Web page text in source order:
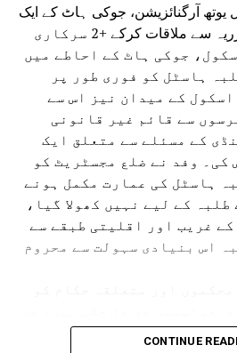
یوتھ آرگنائزیشن، جوکی ہاٹ کے ایک
وفد نے ضلع مجسٹریٹ، ارریہ سے ملاقات کرکے +2 سرکاری
جوکی ہاٹ کے احاطے میں
ہاسٹل کو فوری طور پر
کے میدان نیز اس سے
سے قائم غیر قانونی
کے مسئلے سے متعلق ایک
کی۔ وفد نے ضلع مجسٹریٹ کو
ہاسٹل کی عمارت مکمل ہونے
کے لیے نہیں کھولا گیا،
غریب اور اقلیتی طبقے سے
اس بنیادی سہولت سے محروم
کے سامنے پیش کی
CONTINUE